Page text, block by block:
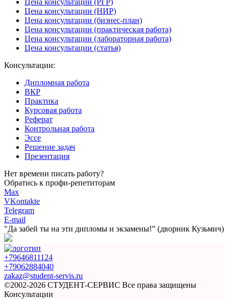
Цена консультации (НИР)
Цена консультации (бизнес-план)
Цена консультации (практическая работа)
Цена консультации (лабораторная работа)
Цена консультации (статья)
Консультации:
Дипломная работа
ВКР
Практика
Курсовая работа
Реферат
Контрольная работа
Эссе
Решение задач
Презентация
Нет времени писать работу?
Обратись к профи-репетиторам
Max
VKontakte
Telegram
E-mail
"Да забей ты на эти дипломы и экзамены!” (дворник Кузьмич)
+79646811124
+79062884040
zakaz@student-servis.ru
©2002-2026 СТУДЕНТ-СЕРВИС Все права защищены
Консультации